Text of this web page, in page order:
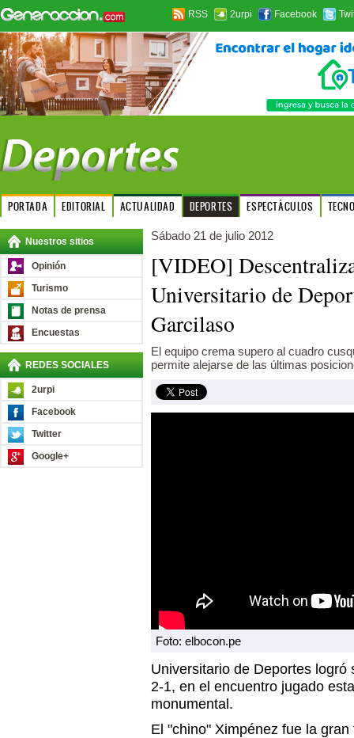
RSS 2urpi Facebook
PORTADA EDITORIAL ACTUALIDAD DEPORTES ESPECTÁCULOS
Nuestros sitios
Opinión
Turismo
Notas de prensa
Encuestas
REDES SOCIALES
2urpi
Facebook
Twitter
Google+
Sábado 21 de julio 2012
[VIDEO]
Universitario de
Garcilaso
El equipo crema supero al cuadro
permite alejarse de las últimas
Foto: elbocon.pe
Universitario de Deportes
2-1, en el encuentro jugado
monumental.
El "chino" Ximpénez fue la